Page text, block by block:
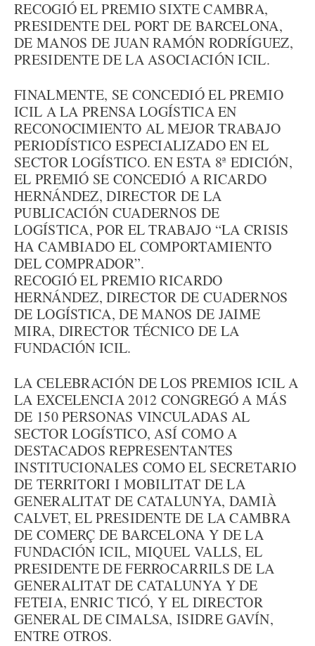
RECOGIÓ EL PREMIO SIXTE CAMBRA,
PRESIDENTE DEL PORT DE BARCELONA,
DE MANOS DE JUAN RAMÓN RODRÍGUEZ,
PRESIDENTE DE LA ASOCIACIÓN ICIL.
FINALMENTE, SE CONCEDIÓ EL PREMIO
ICIL A LA PRENSA LOGÍSTICA EN
RECONOCIMIENTO AL MEJOR TRABAJO
PERIODÍSTICO ESPECIALIZADO EN EL
SECTOR LOGÍSTICO. EN ESTA 8ª EDICIÓN,
EL PREMIÓ SE CONCEDIÓ A RICARDO
HERNÁNDEZ, DIRECTOR DE LA
PUBLICACIÓN CUADERNOS DE
LOGÍSTICA, POR EL TRABAJO “LA CRISIS
HA CAMBIADO EL COMPORTAMIENTO
DEL COMPRADOR”.
RECOGIÓ EL PREMIO RICARDO
HERNÁNDEZ, DIRECTOR DE CUADERNOS
DE LOGÍSTICA, DE MANOS DE JAIME
MIRA, DIRECTOR TÉCNICO DE LA
FUNDACIÓN ICIL.
LA CELEBRACIÓN DE LOS PREMIOS ICIL A
LA EXCELENCIA 2012 CONGREGÓ A MÁS
DE 150 PERSONAS VINCULADAS AL
SECTOR LOGÍSTICO, ASÍ COMO A
DESTACADOS REPRESENTANTES
INSTITUCIONALES COMO EL SECRETARIO
DE TERRITORI I MOBILITAT DE LA
GENERALITAT DE CATALUNYA, DAMIÀ
CALVET, EL PRESIDENTE DE LA CAMBRA
DE COMERÇ DE BARCELONA Y DE LA
FUNDACIÓN ICIL, MIQUEL VALLS, EL
PRESIDENTE DE FERROCARRILS DE LA
GENERALITAT DE CATALUNYA Y DE
FETEIA, ENRIC TICÓ, Y EL DIRECTOR
GENERAL DE CIMALSA, ISIDRE GAVÍN,
ENTRE OTROS.